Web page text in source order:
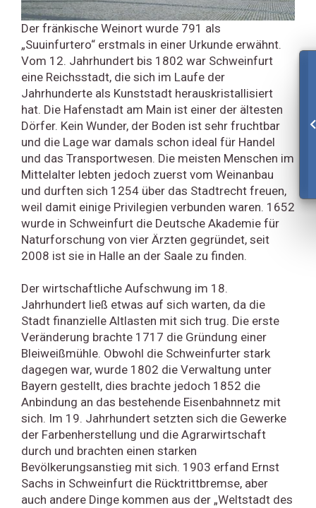
Der fränkische Weinort wurde 791 als
„Suuinfurtero“ erstmals in einer Urkunde erwähnt.
Vom 12. Jahrhundert bis 1802 war Schweinfurt
eine Reichsstadt, die sich im Laufe der
Jahrhunderte als Kunststadt herauskristallisiert
hat. Die Hafenstadt am Main ist einer der ältesten
Dörfer. Kein Wunder, der Boden ist sehr fruchtbar
und die Lage war damals schon ideal für Handel
und das Transportwesen. Die meisten Menschen im
Mittelalter lebten jedoch zuerst vom Weinanbau
und durften sich 1254 über das Stadtrecht freuen,
weil damit einige Privilegien verbunden waren. 1652
wurde in Schweinfurt die Deutsche Akademie für
Naturforschung von vier Ärzten gegründet, seit
2008 ist sie in Halle an der Saale zu finden.
Der wirtschaftliche Aufschwung im 18.
Jahrhundert ließ etwas auf sich warten, da die
Stadt finanzielle Altlasten mit sich trug. Die erste
Veränderung brachte 1717 die Gründung einer
Bleiweißmühle. Obwohl die Schweinfurter stark
dagegen war, wurde 1802 die Verwaltung unter
Bayern gestellt, dies brachte jedoch 1852 die
Anbindung an das bestehende Eisenbahnnetz mit
sich. Im 19. Jahrhundert setzten sich die Gewerke
der Farbenherstellung und die Agrarwirtschaft
durch und brachten einen starken
Bevölkerungsanstieg mit sich. 1903 erfand Ernst
Sachs in Schweinfurt die Rücktrittbremse, aber
auch andere Dinge kommen aus der „Weltstadt des